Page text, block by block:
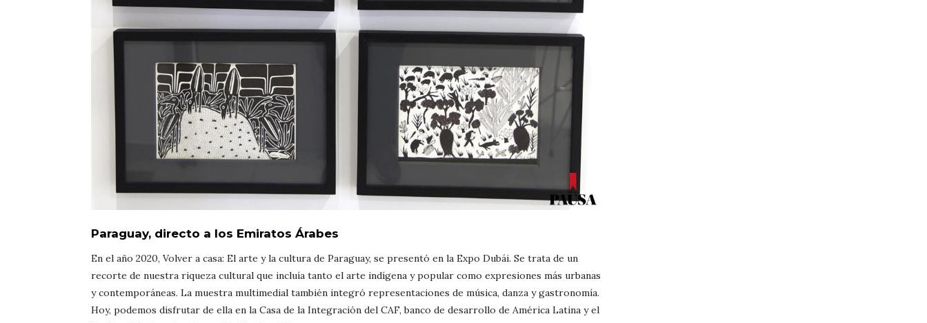
Paraguay, directo a los Emiratos Árabes
En el año 2020, Volver a casa: El arte y la cultura de Paraguay, se presentó en la Expo Dubái. Se trata de un
recorte de nuestra riqueza cultural que incluía tanto el arte indígena y popular como expresiones más urbanas
y contemporáneas. La muestra multimedial también integró representaciones de música, danza y gastronomía.
Hoy, podemos disfrutar de ella en la Casa de la Integración del CAF, banco de desarrollo de América Latina y el